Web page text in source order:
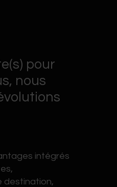
pour
nous
intégrés
destination,